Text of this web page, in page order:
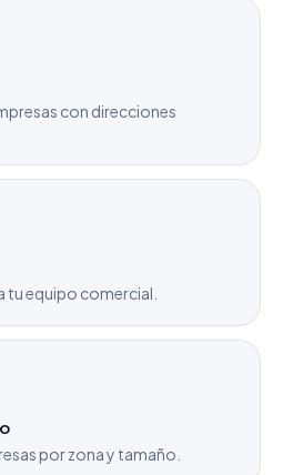
con direcciones
equipo comercial.
por zona y tamaño.